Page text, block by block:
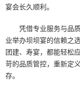
宴会长久顺利。
凭借专业服务与品质
业举办坝坝宴的信赖之
团建、寿宴，都能轻松
苛的品质管控，重新定
存。